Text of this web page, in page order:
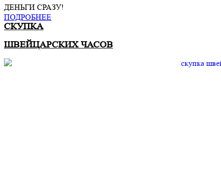
ДЕНЬГИ СРАЗУ!
ПОДРОБНЕЕ
СКУПКА
ШВЕЙЦАРСКИХ ЧАСОВ